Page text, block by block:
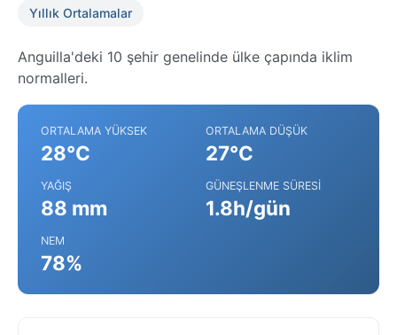
Yıllık Ortalamalar
Anguilla'deki 10 şehir genelinde ülke çapında iklim
normalleri.
ORTALAMA YÜKSEK
28°C
ORTALAMA DÜŞÜK
27°C
YAĞIŞ
88 mm
GÜNEŞLENME SÜRESI
1.8h/gün
NEM
78%